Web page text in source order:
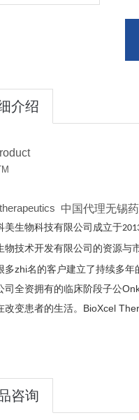
介绍
中国代理无锡
美生物科技有限公司成立于
物技术开发有限公司的资源与
多zhi名的客户建立了持续多
司全资拥有的临床阶段子公
改变患者的生活。BioXcel
咨询